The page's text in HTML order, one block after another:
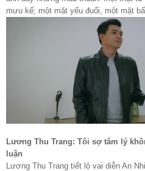
mưu kế; một mặt yếu đuối, một mặt
Lương Thu Trang: Tôi sợ tâm lý
luận
Lương Thu Trang tiết lộ vai diễn An